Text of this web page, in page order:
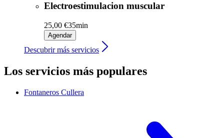
Electroestimulacion muscular
25,00 €35min
Agendar
Descubrir más servicios
Los servicios más populares
Fontaneros Cullera